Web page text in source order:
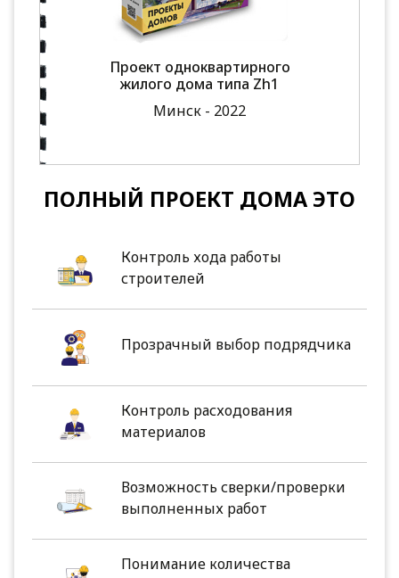
Проект одноквартирного
жилого дома типа Zh1
Минск - 2022
ПОЛНЫЙ ПРОЕКТ ДОМА ЭТО
Контроль хода работы
строителей
Прозрачный выбор подрядчика
Контроль расходования
материалов
Возможность сверки/проверки
выполненных работ
Понимание количества